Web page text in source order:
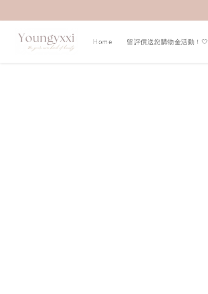
Home 留評價送您購物金活動！🤍